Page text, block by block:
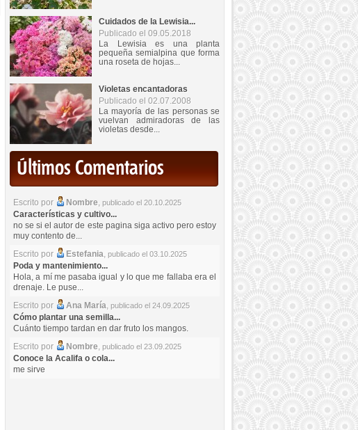
Cuidados de la Lewisia...
Publicado el 09.05.2018
La Lewisia es una planta
pequeña semialpina que forma
una roseta de hojas...
Violetas encantadoras
Publicado el 02.07.2008
La mayoría de las personas se
vuelvan admiradoras de las
violetas desde...
Últimos Comentarios
Escrito por Nombre, publicado el 20.10.2025
Características y cultivo...
no se si el autor de este pagina siga activo pero estoy
muy contento de...
Escrito por
Estefania, publicado el 03.10.2025
Poda y mantenimiento...
Hola, a mí me pasaba igual y lo que me fallaba era el
drenaje. Le puse...
Escrito por
Ana María, publicado el 24.09.2025
Cómo plantar una semilla...
Cuánto tiempo tardan en dar fruto los mangos.
Escrito por
Nombre, publicado el 23.09.2025
Conoce la Acalifa o cola...
me sirve